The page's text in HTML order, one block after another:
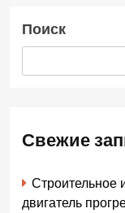
Поиск
Свежие
Строительное
двигатель